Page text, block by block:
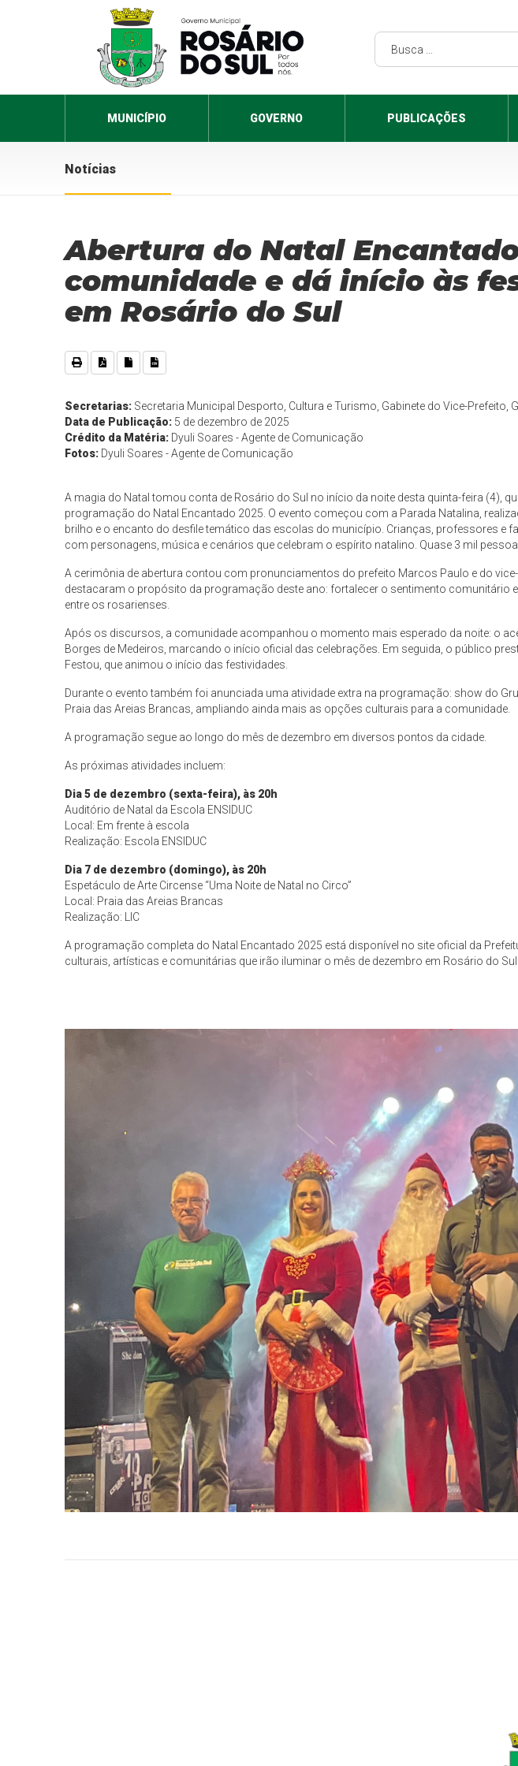
MUNICÍPIO GOVERNO PUBLICAÇÕES
Notícias
Abertura do Natal
comunidade e dá início às
em Rosário do Sul
Secretarias: Secretaria Municipal Desporto, Cultura e Turismo, Gabinete do Vice-Prefeito,
Data de Publicação: 5 de dezembro de 2025
Crédito da Matéria: Dyuli Soares - Agente de Comunicação
Fotos: Dyuli Soares - Agente de Comunicação
A magia do Natal tomou conta de Rosário do Sul no início da noite desta quinta-feira (4),
programação do Natal Encantado 2025. O evento começou com a Parada Natalina,
brilho e o encanto do desfile temático das escolas do município. Crianças, professores e
com personagens, música e cenários que celebram o espírito natalino. Quase 3 mil
A cerimônia de abertura contou com pronunciamentos do prefeito Marcos Paulo e do
destacaram o propósito da programação deste ano: fortalecer o sentimento comunitário
entre os rosarienses.
Após os discursos, a comunidade acompanhou o momento mais esperado da noite: o
Borges de Medeiros, marcando o início oficial das celebrações. Em seguida, o público
Festou, que animou o início das festividades.
Durante o evento também foi anunciada uma atividade extra na programação: show do
Praia das Areias Brancas, ampliando ainda mais as opções culturais para a comunidade.
A programação segue ao longo do mês de dezembro em diversos pontos da cidade.
As próximas atividades incluem:
Dia 5 de dezembro (sexta-feira), às 20h
Auditório de Natal da Escola ENSIDUC
Local: Em frente à escola
Realização: Escola ENSIDUC
Dia 7 de dezembro (domingo), às 20h
Espetáculo de Arte Circense “Uma Noite de Natal no Circo”
Local: Praia das Areias Brancas
Realização: LIC
A programação completa do Natal Encantado 2025 está disponível no site oficial da
culturais, artísticas e comunitárias que irão iluminar o mês de dezembro em Rosário do Sul.